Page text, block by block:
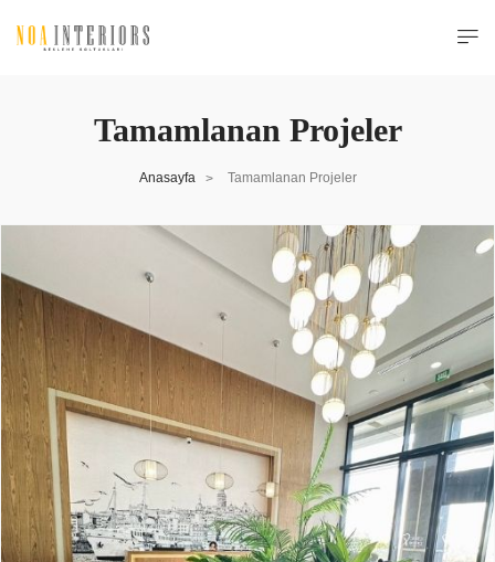
Tamamlanan Projeler
Anasayfa > Tamamlanan Projeler